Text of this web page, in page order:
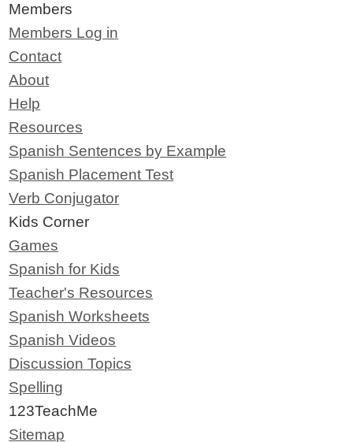
Members
Members Log in
Contact
About
Help
Resources
Spanish Sentences by Example
Spanish Placement Test
Verb Conjugator
Kids Corner
Games
Spanish for Kids
Teacher's Resources
Spanish Worksheets
Spanish Videos
Discussion Topics
Spelling
123TeachMe
Sitemap